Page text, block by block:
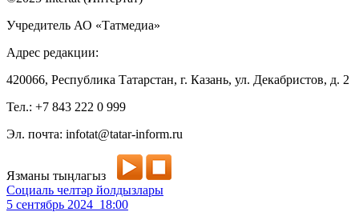
Учредитель АО «Татмедиа»
Адрес редакции:
420066, Республика Татарстан, г. Казань, ул. Декабристов, д. 2
Тел.: +7 843 222 0 999
Эл. почта: infotat@tatar-inform.ru
Язманы тыңлагыз
Социаль челтәр йолдызлары
5 сентябрь 2024 18:00